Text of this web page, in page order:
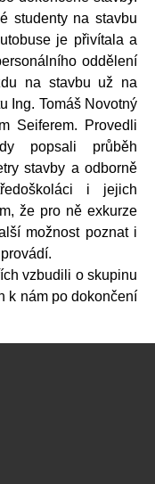
studenty na stavbu
je přivítala a
oddělení
na stavbu už na
Ing. Tomáš Novotný
Seiferem. Provedli
popsali průběh
stavby a odborně
i jejich
že pro ně exkurze
možnost poznat i
vzbudili o skupinu
k nám po dokončení